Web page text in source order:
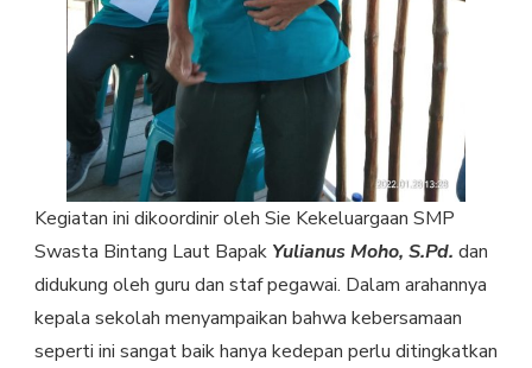
Kegiatan ini dikoordinir oleh Sie Kekeluargaan SMP
Swasta Bintang Laut Bapak Yulianus Moho, S.Pd. dan
didukung oleh guru dan staf pegawai. Dalam arahannya
kepala sekolah menyampaikan bahwa kebersamaan
seperti ini sangat baik hanya kedepan perlu ditingkatkan